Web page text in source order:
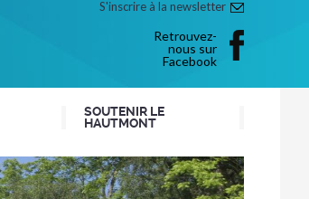
S'inscrire à la newsletter
Retrouvez-
nous sur
Facebook
SOUTENIR LE
HAUTMONT